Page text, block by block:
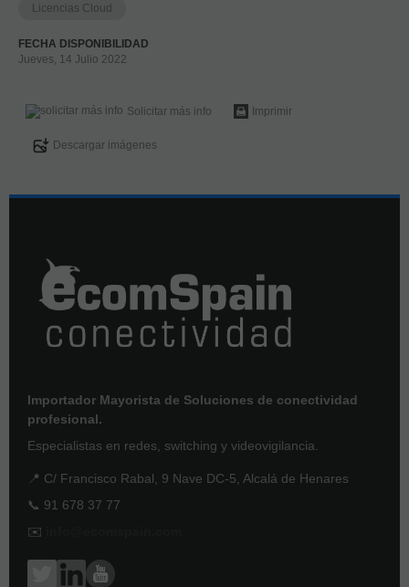
Licencias Cloud
FECHA DISPONIBILIDAD
Jueves, 14 Julio 2022
Solicitar más info Imprimir
Descargar imágenes
Importador Mayorista de Soluciones de conectividad
profesional.
Especialistas en redes, switching y videovigilancia.
📍 C/ Francisco Rabal, 9 Nave DC-5, Alcalá de Henares
📞 91 678 37 77
✉️